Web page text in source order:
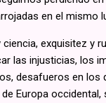
en el mismo
exquisitez y
las injusticias, los
desafueros en
Europa